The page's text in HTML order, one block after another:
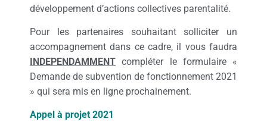
développement d’actions collectives parentalité.
Pour les partenaires souhaitant solliciter un
accompagnement dans ce cadre, il vous faudra
INDEPENDAMMENT compléter le formulaire «
Demande de subvention de fonctionnement 2021
» qui sera mis en ligne prochainement.
Appel à projet 2021